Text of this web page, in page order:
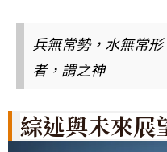
兵無常勢，水無常
者，謂之神
綜述與未來展